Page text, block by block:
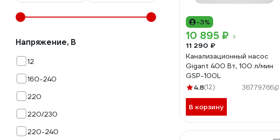
Напряжение, В
12
160-240
220
220/230
220-240
-3%
10 895 ₽
11 290 ₽
Канализационный насос
Gigant 400 Вт, 100 л/мин
GSP-100L
4.8(12) 36779766
В корзину